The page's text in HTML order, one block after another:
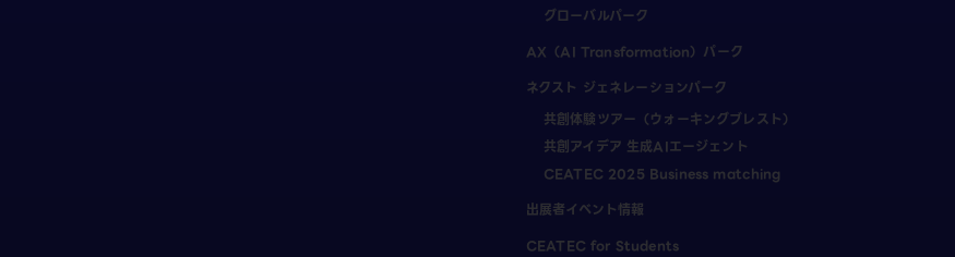
グローバルパーク
AX（AI Transformation）パーク
ネクスト ジェネレーションパーク
共創体験ツアー（ウォーキングブレスト）
共創アイデア 生成AIエージェント
CEATEC 2025 Business matching
出展者イベント情報
CEATEC for Students